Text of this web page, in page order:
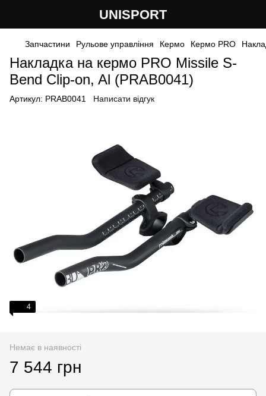
UNISPORT
Запчастини Рульове управління Кермо Кермо PRO
Накладка на кермо PRO Missile S-
Bend Clip-on, Al (PRAB0041)
Артикул: PRAB0041 Написати відгук
4
Немає в наявності
7 544 грн